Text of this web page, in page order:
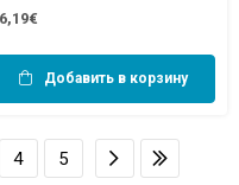
Добавить в корзину
4 5